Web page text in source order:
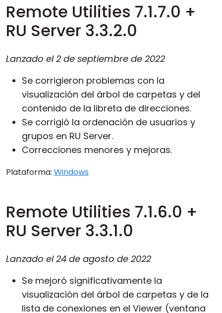
Remote Utilities 7.1.7.0 +
RU Server 3.3.2.0
Lanzado el2 de septiembre de 2022
Se corrigieron problemas con la
visualización del árbol de carpetas y del
contenido de la libreta de direcciones.
Se corrigió la ordenación de usuarios y
grupos en RU Server.
Correcciones menores y mejoras.
Plataforma: Windows
Remote Utilities 7.1.6.0 +
RU Server 3.3.1.0
Lanzado el24 de agosto de 2022
Se mejoró significativamente la
visualización del árbol de carpetas y de la
lista de conexiones en el Viewer (ventana